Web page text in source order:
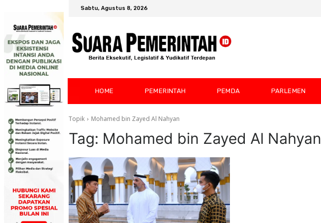
Sabtu, Agustus 8, 2026
HOME PEMERINTAH PEMDA PARLEMEN
Topik Mohamed bin Zayed Al Nahyan
Tag: Mohamed bin Zayed Al Nahyan